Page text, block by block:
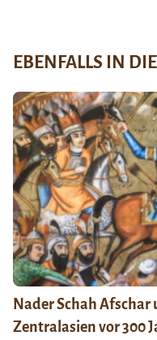
EBENFALLS IN
Nader Schah Afschar
Zentralasien vor 300